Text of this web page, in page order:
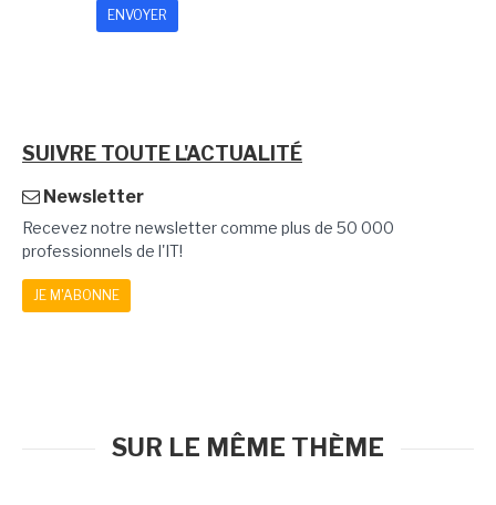
SUIVRE TOUTE L'ACTUALITÉ
Newsletter
Recevez notre newsletter comme plus de 50 000
professionnels de l'IT!
JE M'ABONNE
SUR LE MÊME THÈME